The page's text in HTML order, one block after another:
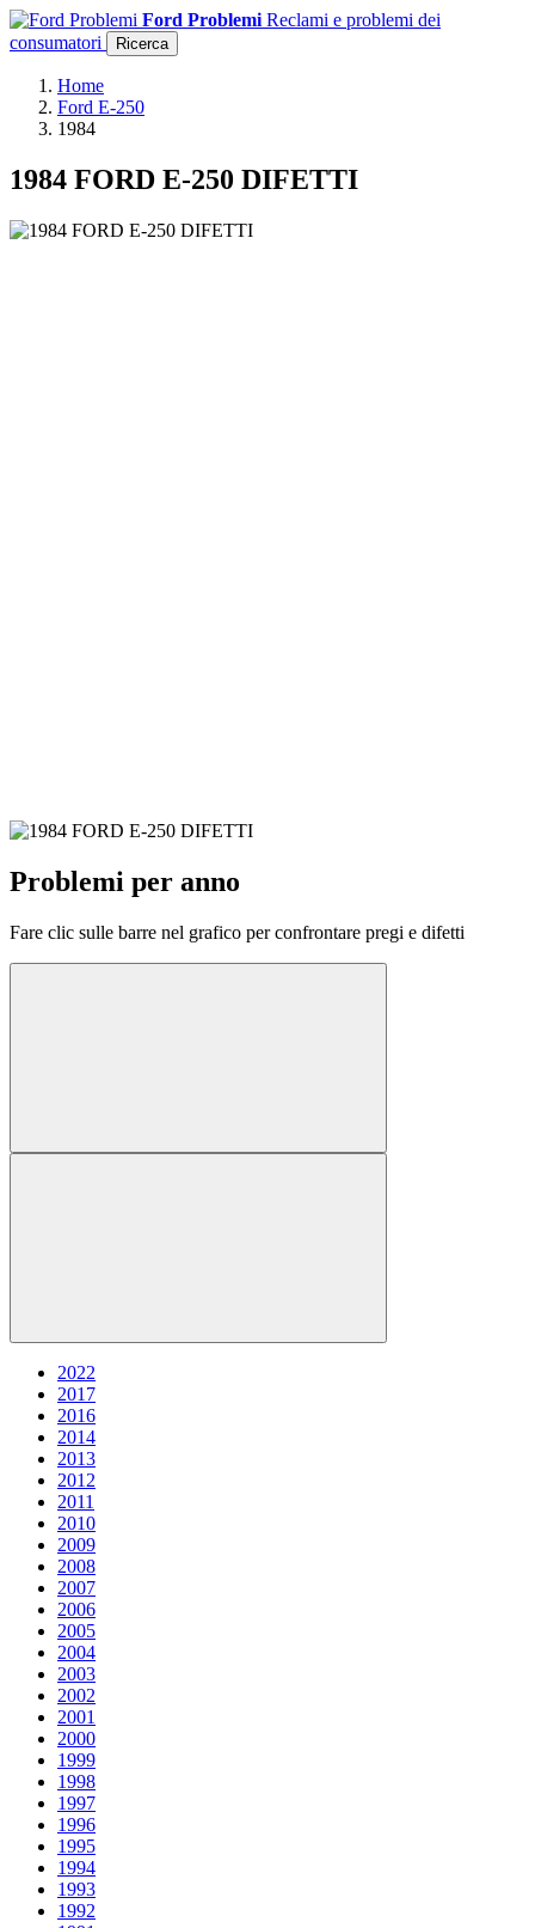
Ford Problemi Reclami e problemi dei
consumatori
Ricerca
Home
Ford E-250
1984
1984 FORD E-250 DIFETTI
Problemi per anno
Fare clic sulle barre nel grafico per confrontare pregi e difetti
2022
2017
2016
2014
2013
2012
2011
2010
2009
2008
2007
2006
2005
2004
2003
2002
2001
2000
1999
1998
1997
1996
1995
1994
1993
1992